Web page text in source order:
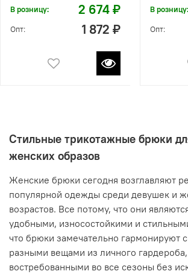
В розницу: 2 674 ₽
Опт: 1 872 ₽
В розницу:
Опт:
Стильные трикотажные брюки
женских образов
Женские брюки сегодня возглавляют
популярной одежды среди девушек и
возрастов. Все потому, что они
удобными, износостойкими и
что брюки замечательно гармонируют
разными вещами из личного
востребованными во все сезоны без